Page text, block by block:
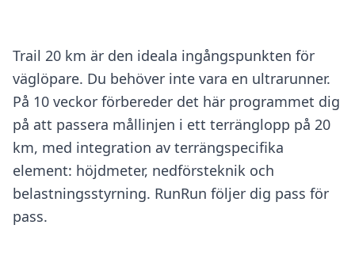
Trail 20 km är den ideala ingångspunkten för
väglöpare. Du behöver inte vara en ultrarunner.
På 10 veckor förbereder det här programmet dig
på att passera mållinjen i ett terränglopp på 20
km, med integration av terrängspecifika
element: höjdmeter, nedförsteknik och
belastningsstyrning. RunRun följer dig pass för
pass.